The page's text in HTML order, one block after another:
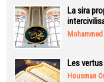
La sira
Les
Housman